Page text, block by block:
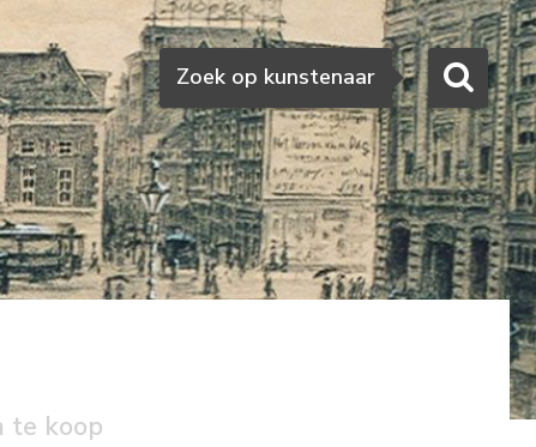
Zoeken
Zoek op kunstenaar
te koop